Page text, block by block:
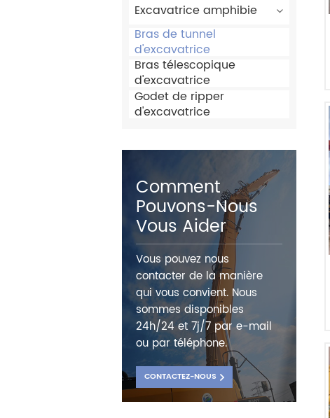
Excavatrice amphibie
Bras de tunnel
d'excavatrice
Bras télescopique
d'excavatrice
Godet de ripper
d'excavatrice
Comment
Pouvons-Nous
Vous Aider
Vous pouvez nous
contacter de la manière
qui vous convient. Nous
sommes disponibles
24h/24 et 7j/7 par e-mail
ou par téléphone.
CONTACTEZ-NOUS